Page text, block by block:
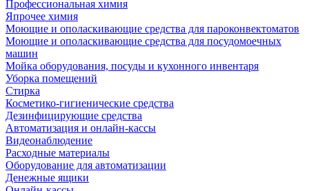
Профессиональная химия
Япрочее химия
Моющие и ополаскивающие средства для пароконвектоматов
Моющие и ополаскивающие средства для посудомоечных
машин
Мойка оборудования, посуды и кухонного инвентаря
Уборка помещений
Стирка
Косметико-гигиенические средства
Дезинфицирующие средства
Автоматизация и онлайн-кассы
Видеонаблюдение
Расходные материалы
Оборудование для автоматизации
Денежные ящики